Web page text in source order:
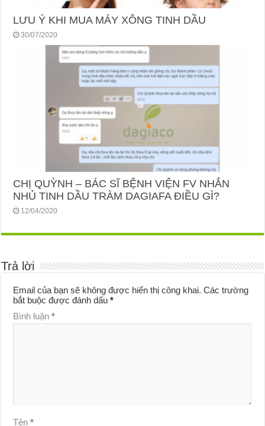
LƯU Ý KHI MUA MÁY XÔNG TINH DẦU
30/07/2020
CHỊ QUỲNH – BÁC SĨ BỆNH VIỆN FV NHẮN
NHỦ TINH DẦU TRÀM DAGIAFA ĐIỀU GÌ?
12/04/2020
Trả lời
Email của bạn sẽ không được hiển thị công khai. Các trường
bắt buộc được đánh dấu*
Bình luận*
Tên*